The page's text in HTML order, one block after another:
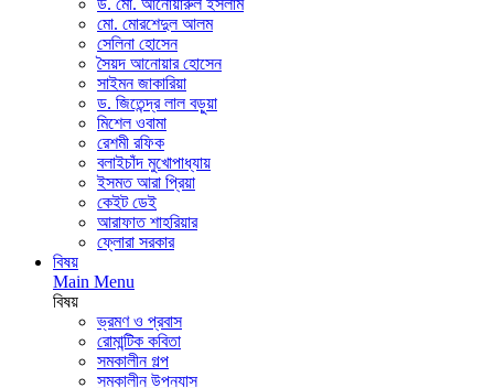
ড. মো. আনোয়ারুল ইসলাম
মো. মোরশেদুল আলম
সেলিনা হোসেন
সৈয়দ আনোয়ার হোসেন
সাইমন জাকারিয়া
ড. জিতেন্দ্র লাল বড়ুয়া
মিশেল ওবামা
রেশমী রফিক
বলাইচাঁদ মুখোপাধ্যায়
ইসমত আরা প্রিয়া
কেইট ডেই
আরাফাত শাহরিয়ার
ফ্লোরা সরকার
বিষয়
Main Menu
বিষয়
ভ্রমণ ও প্রবাস
রোমান্টিক কবিতা
সমকালীন গল্প
সমকালীন উপন্যাস